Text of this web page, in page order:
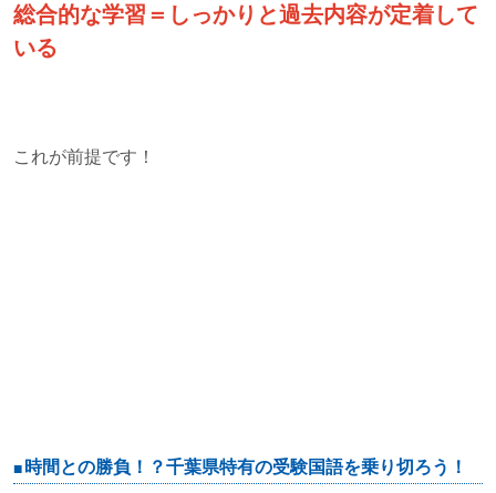
総合的な学習＝しっかりと過去内容が定着して
いる
これが前提です！
時間との勝負！？千葉県特有の受験国語を乗り切ろう！